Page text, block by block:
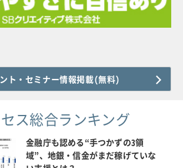
ト・セミナー情報掲載(無料)
ス総合ランキング
金融庁も認める“手つかずの3領
域”、地銀・信金がまだ稼げていな